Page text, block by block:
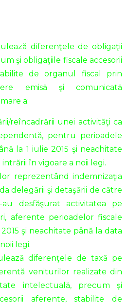
diferenţele de obligaţii
şi obligaţiile fiscale accesorii
de organul fiscal prin
emisă şi comunicată
a:
reîncadrării unei activităţi ca
pentru perioadele
la 1 iulie 2015 şi neachitate
în vigoare a noii legi.
reprezentând indemnizaţia
delegării şi detaşării de către
au desfăşurat activitatea pe
aferente perioadelor fiscale
şi neachitate până la data
legi.
diferenţele de taxă pe
veniturilor realizate din
intelectuală, precum şi
aferente, stabilite de